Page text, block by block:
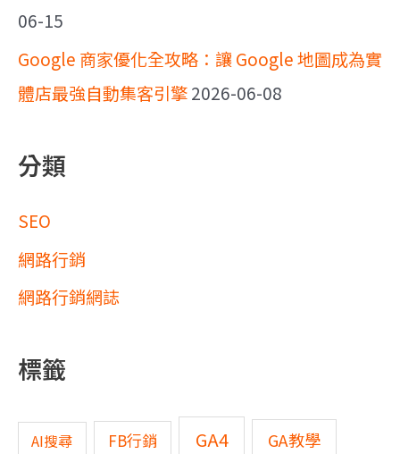
06-15
Google 商家優化全攻略：讓 Google 地圖成為實
體店最強自動集客引擎2026-06-08
分類
SEO
網路行銷
網路行銷網誌
標籤
AI搜尋 FB行銷 GA4 GA教學